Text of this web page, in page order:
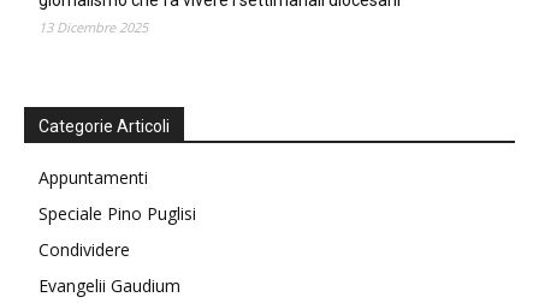
13 Dicembre 2025
Categorie Articoli
Appuntamenti
Speciale Pino Puglisi
Condividere
Evangelii Gaudium